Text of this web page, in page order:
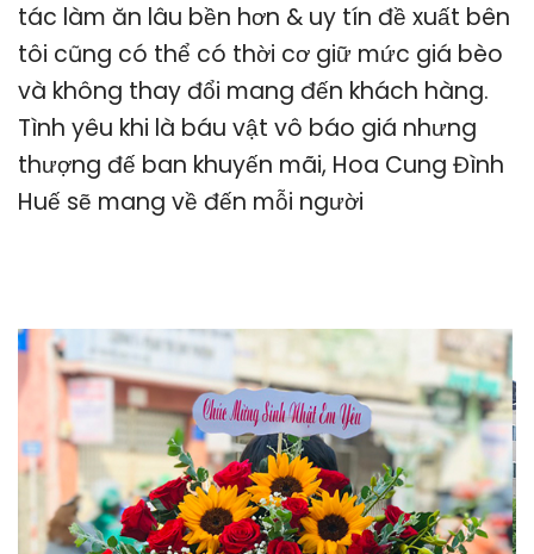
tác làm ăn lâu bền hơn & uy tín đề xuất bên
tôi cũng có thể có thời cơ giữ mức giá bèo
và không thay đổi mang đến khách hàng.
Tình yêu khi là báu vật vô báo giá nhưng
thượng đế ban khuyến mãi, Hoa Cung Đình
Huế sẽ mang về đến mỗi người